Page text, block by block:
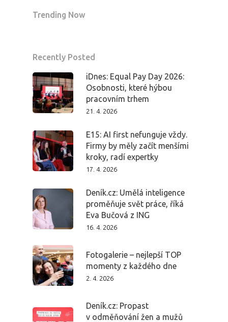
Trending Now
Recently Posted
iDnes: Equal Pay Day 2026:
Osobnosti, které hýbou
pracovním trhem
21. 4. 2026
E15: AI first nefunguje vždy.
Firmy by měly začít menšími
kroky, radí expertky
17. 4. 2026
Deník.cz: Umělá inteligence
proměňuje svět práce, říká
Eva Bučová z ING
16. 4. 2026
Fotogalerie – nejlepší TOP
momenty z každého dne
2. 4. 2026
Deník.cz: Propast
v odměňování žen a mužů
PŘIHLÁŠENÍ
Program 26.3.
Osobnosti
Aktuality
Vstupenky